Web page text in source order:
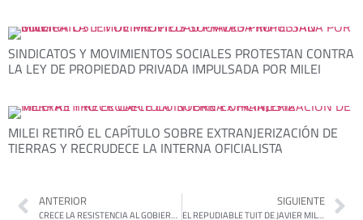
SINDICATOS Y MOVIMIENTOS SOCIALES PROTESTAN CONTRA
LA LEY DE PROPIEDAD PRIVADA IMPULSADA POR MILEI
MILEI RETIRÓ EL CAPÍTULO SOBRE EXTRANJERIZACIÓN DE
TIERRAS Y RECRUDECE LA INTERNA OFICIALISTA
ANTERIOR
CRECE LA RESISTENCIA AL GOBIERNO: FEMINISTAS, PROFESIONALES DEL GARRAHAN Y CONICET Y PERSONAS CON DISCAPACIDAD SE UNEN A LA MARCHA DE JUBILADOS
SIGUIENTE
EL REPUDIABLE TUIT DE JAVIER MILEI CONTRA IAN MOCHE, EL NIÑO DE 12 AÑOS CON AUSTISMO